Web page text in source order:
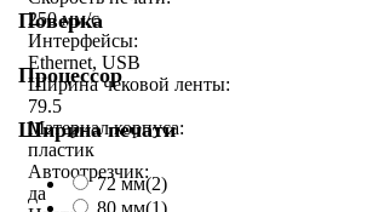
Поверка
Процессор
Ширина печати
72 мм(2)
250 мм/c
Интерфейсы:
Ethernet, USB
Ширина чековой ленты:
79.5
Материал корпуса:
пластик
Автоотрезчик:
да